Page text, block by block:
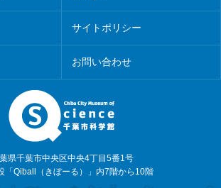
サイトポリシー
お問い合わせ
県千葉市中央区中央4丁目5番1号
「Qiball（きぼーる）」内7階から10階